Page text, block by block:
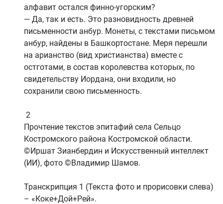
алфавит остался финно-угорским?
— Да, так и есть. Это разновидность древней
письменности анбур. Монеты, с текстами письмом
анбур, найдены в Башкортостане. Меря перешли
на арианство (вид христианства) вместе с
остготами, в состав королевства которых, по
свидетельству Иордана, они входили, но
сохранили свою письменность.
2
Прочтение текстов эпитафий села Сельцо
Костромского района Костромской области.
©Иршат Зианбердин и Искусственный интеллект
(ИИ), фото ©Владимир Шамов.
Транскрипция 1 (Текста фото и прорисовки слева)
– «Коке+Дой+Рей».